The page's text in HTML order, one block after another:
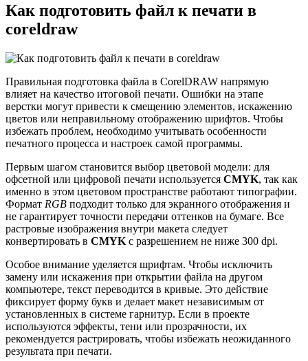
Как подготовить файл к печати в
coreldraw
Правильная подготовка файла в CorelDRAW напрямую
влияет на качество итоговой печати. Ошибки на этапе
верстки могут привести к смещению элементов, искажению
цветов или неправильному отображению шрифтов. Чтобы
избежать проблем, необходимо учитывать особенности
печатного процесса и настроек самой программы.
Первым шагом становится выбор цветовой модели: для
офсетной или цифровой печати используется CMYK, так как
именно в этом цветовом пространстве работают типографии.
Формат RGB подходит только для экранного отображения и
не гарантирует точности передачи оттенков на бумаге. Все
растровые изображения внутри макета следует
конвертировать в CMYK с разрешением не ниже 300 dpi.
Особое внимание уделяется шрифтам. Чтобы исключить
замену или искажения при открытии файла на другом
компьютере, текст переводится в кривые. Это действие
фиксирует форму букв и делает макет независимым от
установленных в системе гарнитур. Если в проекте
используются эффекты, тени или прозрачности, их
рекомендуется растрировать, чтобы избежать неожиданного
результата при печати.